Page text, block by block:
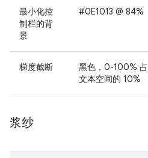
最小化控
制栏的背
景
#0E1013 @ 84%
梯度截断
黑色，0-100% 占
文本空间的 10%
浆纱